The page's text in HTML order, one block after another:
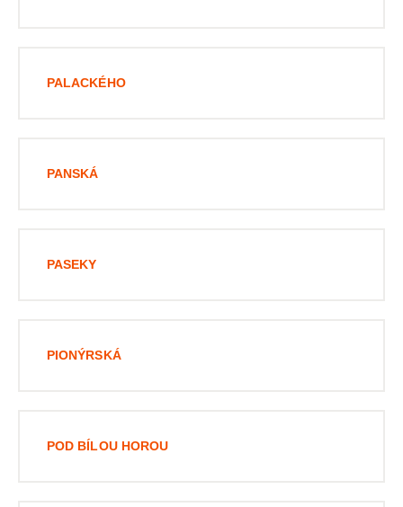
PALACKÉHO
PANSKÁ
PASEKY
PIONÝRSKÁ
POD BÍLOU HOROU